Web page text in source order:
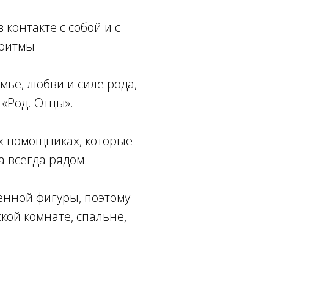
с собой и с
любви и силе рода,
Отцы».
помощниках, которые
всегда рядом.
фигуры, поэтому
комнате, спальне,